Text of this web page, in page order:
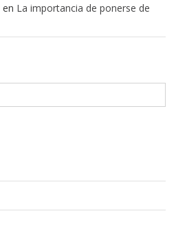
en La importancia de ponerse de